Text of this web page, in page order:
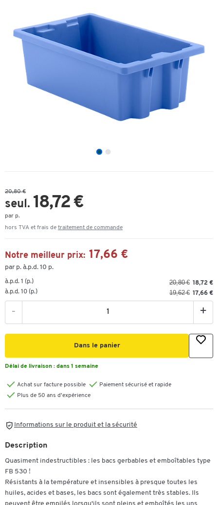
20,80 €
seul. 18,72 €
par p.
hors TVA et frais de traitement de commande
Notre meilleur prix: 17,66 €
par p. à.p.d. 10 p.
à.p.d. 1 (p.) 20,80 € 18,72 €
à.p.d. 10 (p.)
19,62 € 17,66 €
- +
Dans le panier
Délai de livraison : dans 1 semaine
Achat sur facture possible
Paiement sécurisé et rapide
Plus de 50 ans d'expérience
Informations sur le produit et la sécurité
Description
Quasiment indestructibles : les bacs gerbables et emboîtables type
FB 530 !
Résistants à la température et insensibles à presque toutes les
huiles, acides et bases, les bacs sont également très stables. Ils